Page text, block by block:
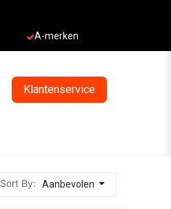
A-merken
Klantenservice
Sort By: Aanbevolen